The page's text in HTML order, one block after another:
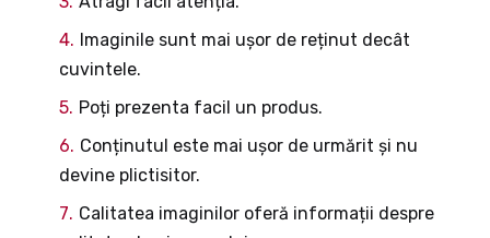
Imaginile sunt mai ușor de reținut decât
cuvintele.
Poți prezenta facil un produs.
Conținutul este mai ușor de urmărit și nu
devine plictisitor.
Calitatea imaginilor oferă informații despre